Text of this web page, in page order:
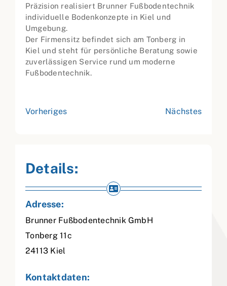
Präzision realisiert Brunner Fußbodentechnik
individuelle Bodenkonzepte in Kiel und
Umgebung.
Der Firmensitz befindet sich am Tonberg in
Kiel und steht für persönliche Beratung sowie
zuverlässigen Service rund um moderne
Fußbodentechnik.
Vorheriges Nächstes
Details:
Adresse:
Brunner Fußbodentechnik GmbH
Tonberg 11c
24113 Kiel
Kontaktdaten: